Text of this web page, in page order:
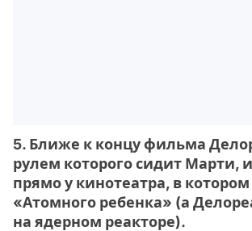
5. Ближе к концу фильма
рулем которого сидит Марти,
прямо у кинотеатра, в котором
«Атомного ребенка» (а
на ядерном реакторе).